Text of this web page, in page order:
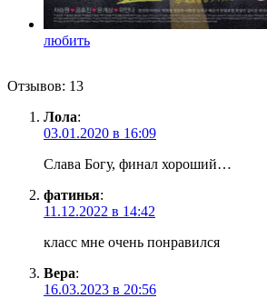
любить
Отзывов: 13
Лола:
03.01.2020 в 16:09
Слава Богу, финал хороший…
фатинья:
11.12.2022 в 14:42
класс мне очень понравился
Вера:
16.03.2023 в 20:56